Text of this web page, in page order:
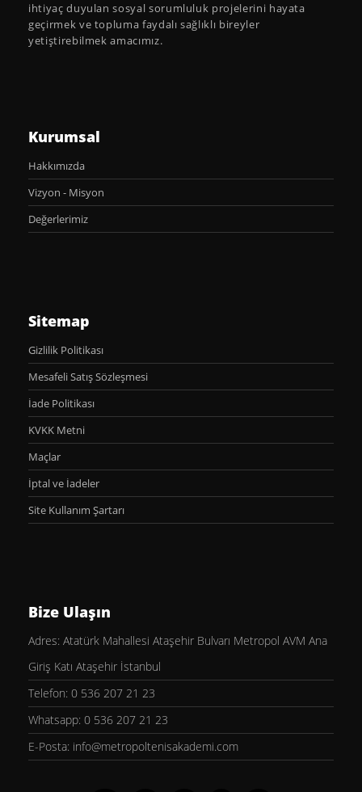
ihtiyaç duyulan sosyal sorumluluk projelerini hayata
geçirmek ve topluma faydalı sağlıklı bireyler
yetiştirebilmek amacımız.
Kurumsal
Hakkımızda
Vizyon - Misyon
Değerlerimiz
Sitemap
Gizlilik Politikası
Mesafeli Satış Sözleşmesi
İade Politikası
KVKK Metni
Maçlar
İptal ve İadeler
Site Kullanım Şartarı
Bize Ulaşın
Adres: Atatürk Mahallesi Ataşehir Bulvarı Metropol AVM Ana
Giriş Katı Ataşehir İstanbul
Telefon: 0 536 207 21 23
Whatsapp: 0 536 207 21 23
E-Posta: info@metropoltenisakademi.com